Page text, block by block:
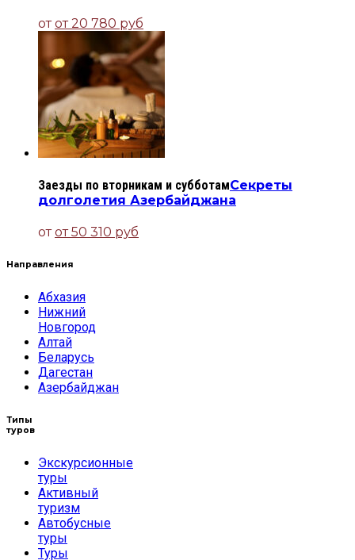
отот 20 780 руб
Заезды по вторникам и субботамСекреты
долголетия Азербайджана
отот 50 310 руб
Направления
Абхазия
Нижний
Новгород
Алтай
Беларусь
Дагестан
Азербайджан
Типы
туров
Экскурсионные
туры
Активный
туризм
Автобусные
туры
Туры